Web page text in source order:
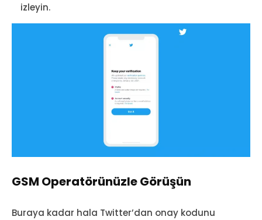
izleyin.
GSM Operatörünüzle Görüşün
Buraya kadar hala Twitter’dan onay kodunu